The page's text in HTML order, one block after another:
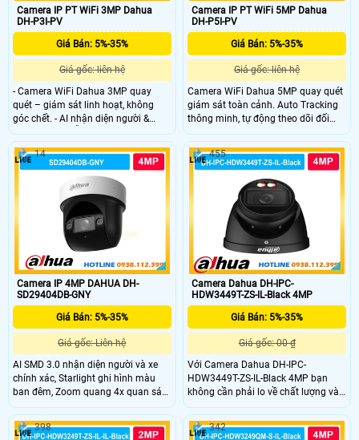
Camera IP PT WiFi 3MP Dahua
DH-P3I-PV
Giá Bán: 5%-35%
Giá gốc: liên hệ
- Camera WiFi Dahua 3MP quay
quét – giám sát linh hoạt, không
góc chết. - AI nhận diện người &
phương tiện, hỗ trợ Auto Tracking
thông minh. - Quan sát ban đêm
30m với 4 chế độ (có màu ban
đêm). - Đàm thoại 2 chiều, tích hợp
loa cảnh báo an ninh.
Camera IP PT WiFi 5MP Dahua
DH-P5I-PV
Giá Bán: 5%-35%
Giá gốc: liên hệ
Camera WiFi Dahua 5MP quay quét
giám sát toàn cảnh. Auto Tracking
thông minh, tự động theo dõi đối
tượng. Cảnh báo chủ động bằng còi
hú & đèn chớp khi có xâm nhập. Ghi
hình ban đêm có màu với đèn kép
thông minh 30m. Đàm thoại 2
chiều, kết nối WiFi 6 + Bluetooth tiện
lợi
Camera IP 4MP DAHUA DH-
SD29404DB-GNY
Giá Bán: 5%-35%
Giá gốc: Liên hệ
AI SMD 3.0 nhận diện người và xe
chính xác, Starlight ghi hình màu
ban đêm, Zoom quang 4x quan sát
rõ ở nhiều khoảng cách.
14
Camera Dahua DH-IPC-
HDW3449T-ZS-IL-Black 4MP
Giá Bán: 5%-35%
Giá gốc: 00 ₫
Với Camera Dahua DH-IPC-
HDW3449T-ZS-IL-Black 4MP bạn
không cần phải lo về chất lượng và
độ bền vì DH-IPC-HDW3449T-ZS-IL-
Black có độ phân giải cao
2K(4.0MP) và mic được tích hợp ghi
455
398 342